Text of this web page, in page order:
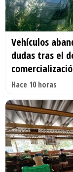
Vehículos
dudas tras el
Hace 10 horas